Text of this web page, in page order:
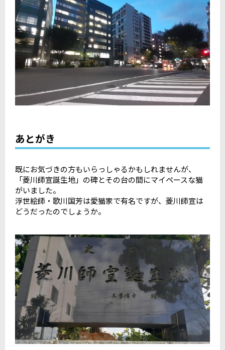
あとがき
既にお気づきの方もいらっしゃるかもしれませんが、
「菱川師宣誕生地」の碑とその台の間にマイペースな猫
がいました。
浮世絵師・歌川国芳は愛猫家で有名ですが、菱川師宣は
どうだったのでしょうか。